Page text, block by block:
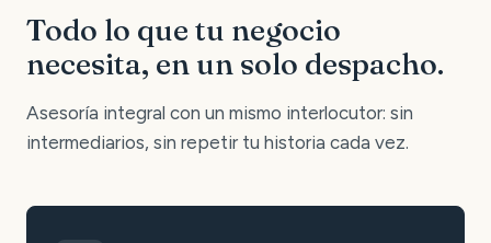
Todo lo que tu negocio
necesita, en un solo despacho.
Asesoría integral con un mismo interlocutor: sin
intermediarios, sin repetir tu historia cada vez.